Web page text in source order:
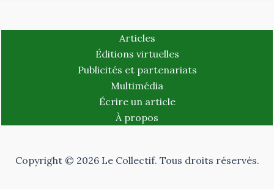
Articles
Éditions virtuelles
Publicités et partenariats
Multimédia
Écrire un article
À propos
Copyright © 2026 Le Collectif. Tous droits réservés.